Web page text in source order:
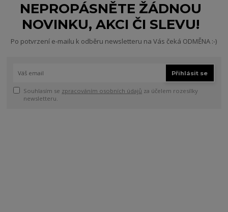
NEPROPÁSNĚTE ŽÁDNOU
NOVINKU, AKCI ČI SLEVU!
Po potvrzení e-mailu k odběru newsletteru na Vás čeká ODMĚNA :-)
Přihlásit se
Souhlasím se zpracováním osobních údajů za účelem rozesílky
newsletteru.